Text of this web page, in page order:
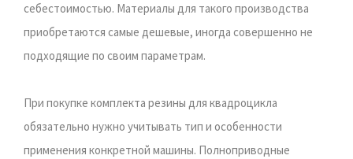
себестоимостью. Материалы для такого производства
приобретаются самые дешевые, иногда совершенно не
подходящие по своим параметрам.
При покупке комплекта резины для квадроцикла
обязательно нужно учитывать тип и особенности
применения конкретной машины. Полноприводные